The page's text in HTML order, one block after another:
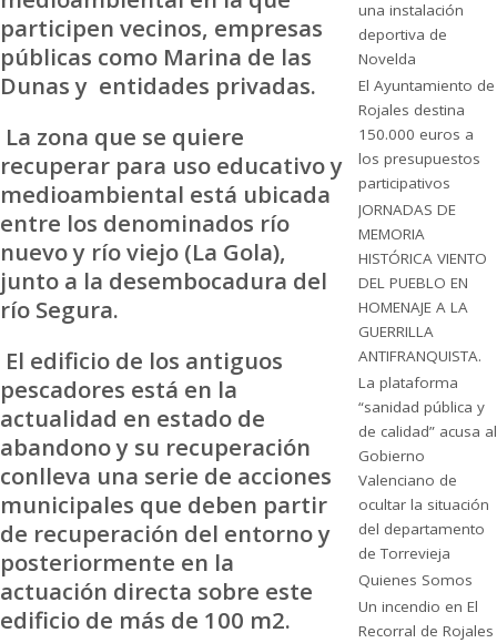
participen vecinos, empresas
públicas como Marina de las
Dunas y entidades privadas.
La zona que se quiere
recuperar para uso educativo y
medioambiental está ubicada
entre los denominados río
nuevo y río viejo (La Gola),
junto a la desembocadura del
río Segura.
El edificio de los antiguos
pescadores está en la
actualidad en estado de
abandono y su recuperación
conlleva una serie de acciones
municipales que deben partir
de recuperación del entorno y
posteriormente en la
actuación directa sobre este
edificio de más de 100 m2.
una instalación
deportiva de
Novelda
El Ayuntamiento de
Rojales destina
150.000 euros a
los presupuestos
participativos
JORNADAS DE
MEMORIA
HISTÓRICA VIENTO
DEL PUEBLO EN
HOMENAJE A LA
GUERRILLA
ANTIFRANQUISTA.
La plataforma
“sanidad pública y
de calidad” acusa al
Gobierno
Valenciano de
ocultar la situación
del departamento
de Torrevieja
Quienes Somos
Un incendio en El
Recorral de Rojales